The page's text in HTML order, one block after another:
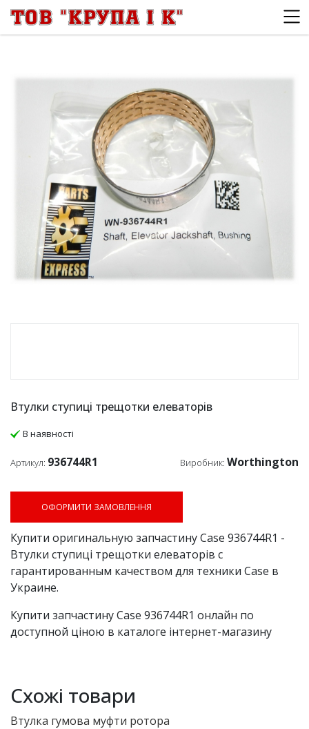
Втулки ступиці трещотки елеваторів
В наявності
Артикул: 936744R1 Виробник: Worthington
ОФОРМИТИ ЗАМОВЛЕННЯ
Купити оригинальную запчастину Case 936744R1 -
Втулки ступиці трещотки елеваторів с
гарантированным качеством для техники Case в
Украине.
Купити запчастину Case 936744R1 онлайн по
доступной ціною в каталоге інтернет-магазину
Схожі товари
Втулка гумова муфти ротора